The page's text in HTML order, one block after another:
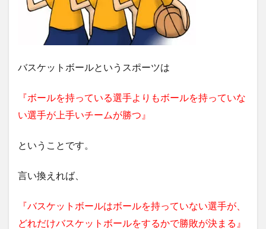
バスケットボールというスポーツは
『ボールを持っている選手よりもボールを持っていな
い選手が上手いチームが勝つ』
ということです。
言い換えれば、
『バスケットボールはボールを持っていない選手が、
どれだけバスケットボールをするかで勝敗が決まる』